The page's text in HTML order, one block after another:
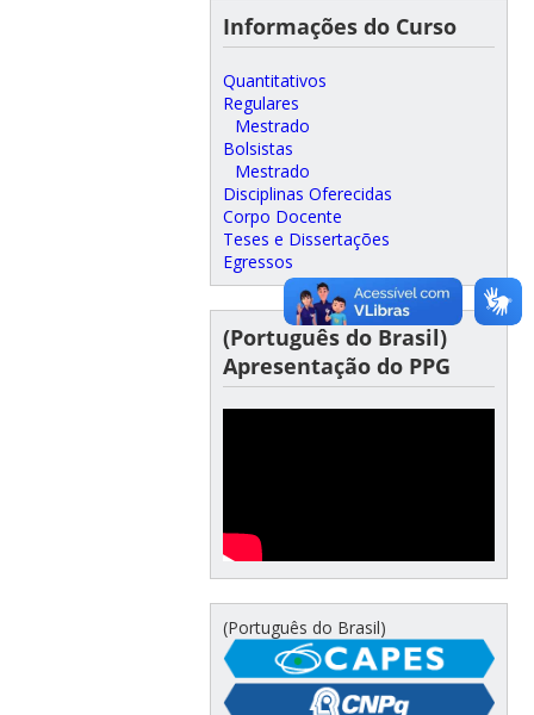
Informações do Curso
Quantitativos
Regulares
Mestrado
Bolsistas
Mestrado
Disciplinas Oferecidas
Corpo Docente
Teses e Dissertações
Egressos
(Português do Brasil)
Apresentação do PPG
(Português do Brasil)